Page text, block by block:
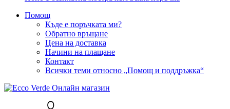
Помощ
Къде е поръчката ми?
Обратно връщане
Цена на доставка
Начини на плащане
Контакт
Всички теми относно „Помощ и поддръжка“